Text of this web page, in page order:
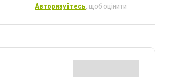
Авторизуйтесь, щоб оцінити